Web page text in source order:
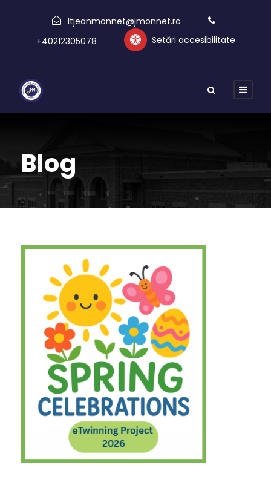
ltjeanmonnet@jmonnet.ro
+40212305078
Setări accesibilitate
Blog